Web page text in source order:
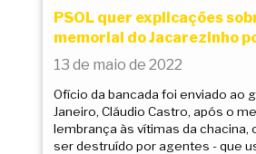
PSOL quer explicações
memorial do Jacarezinho
13 de maio de 2022
Ofício da bancada foi enviado ao
Janeiro, Cláudio Castro, após o
lembrança às vítimas da chacina,
ser destruído por agentes - que